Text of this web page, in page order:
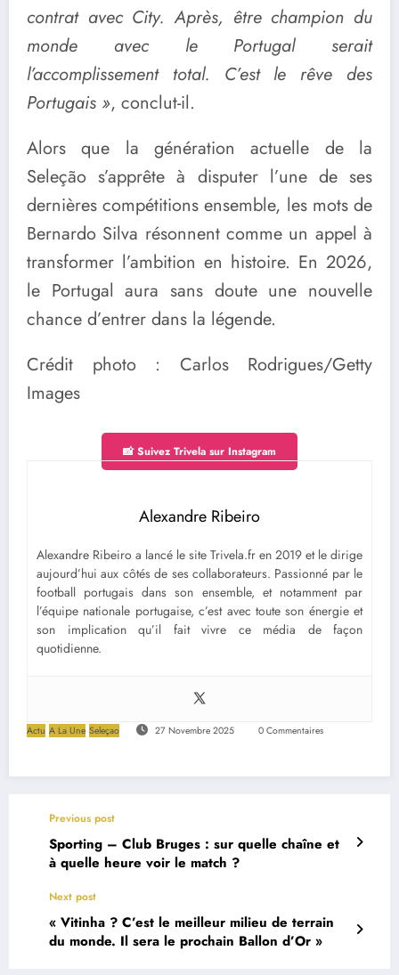
contrat avec City. Après, être champion du
monde avec le Portugal serait
l’accomplissement total. C’est le rêve des
Portugais », conclut-il.
Alors que la génération actuelle de la
Seleção s’apprête à disputer l’une de ses
dernières compétitions ensemble, les mots de
Bernardo Silva résonnent comme un appel à
transformer l’ambition en histoire. En 2026,
le Portugal aura sans doute une nouvelle
chance d’entrer dans la légende.
Crédit photo : Carlos Rodrigues/Getty
Images
📸 Suivez Trivela sur Instagram
Alexandre Ribeiro
Alexandre Ribeiro a lancé le site Trivela.fr en 2019 et le dirige
aujourd’hui aux côtés de ses collaborateurs. Passionné par le
football portugais dans son ensemble, et notamment par
l’équipe nationale portugaise, c’est avec toute son énergie et
son implication qu’il fait vivre ce média de façon
quotidienne.
Actu A La Une Seleçao 27 Novembre 2025 0 Commentaires
Previous post
Sporting – Club Bruges : sur quelle chaîne et
à quelle heure voir le match ?
Next post
« Vitinha ? C’est le meilleur milieu de terrain
du monde. Il sera le prochain Ballon d’Or »